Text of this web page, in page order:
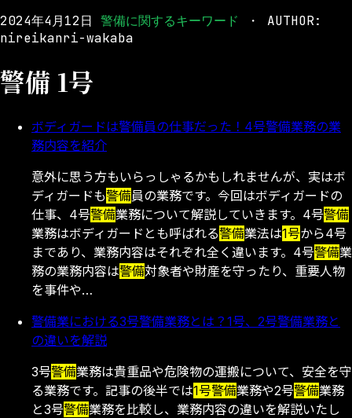
2024年4月12日 警備に関するキーワード ・
AUTHOR:
nireikanri-wakaba
警備 1号
ボディガードは警備員の仕事だった！4号警備業務の業
務内容を紹介
意外に思う方もいらっしゃるかもしれませんが、実はボ
ディガードも警備員の業務です。今回はボディガードの
仕事、4号警備業務について解説していきます。4号警備
業務はボディガードとも呼ばれる警備業法は1号から4号
まであり、業務内容はそれぞれ全く違います。4号警備業
務の業務内容は警備対象者や財産を守ったり、重要人物
を事件や…
警備業における3号警備業務とは？1号、2号警備業務と
の違いを解説
3号警備業務は貴重品や危険物の運搬について、安全を守
る業務です。記事の後半では1号警備業務や2号警備業務
と3号警備業務を比較し、業務内容の違いを解説いたし